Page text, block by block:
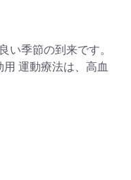
い季節の到来です。
運動療法は、高血